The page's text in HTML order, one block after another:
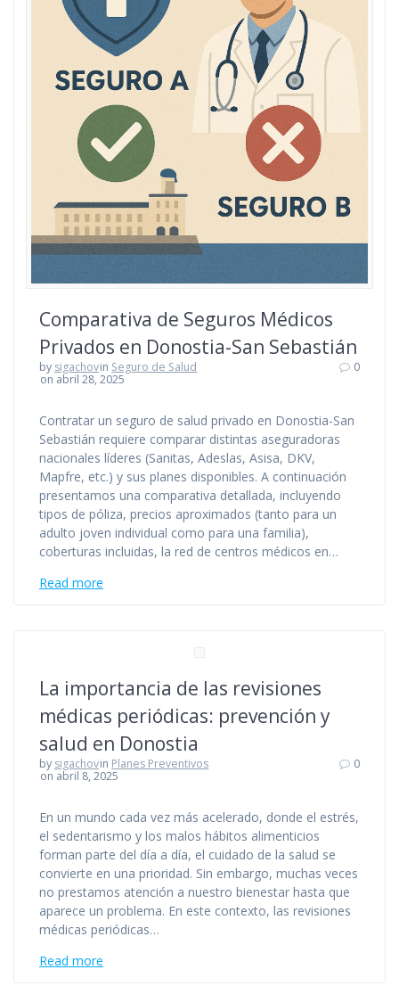
Comparativa de Seguros Médicos
Privados en Donostia-San Sebastián
by sigachovin Seguro de Salud
on abril 28, 2025
0
Contratar un seguro de salud privado en Donostia-San
Sebastián requiere comparar distintas aseguradoras
nacionales líderes (Sanitas, Adeslas, Asisa, DKV,
Mapfre, etc.) y sus planes disponibles. A continuación
presentamos una comparativa detallada, incluyendo
tipos de póliza, precios aproximados (tanto para un
adulto joven individual como para una familia),
coberturas incluidas, la red de centros médicos en…
Read more
La importancia de las revisiones
médicas periódicas: prevención y
salud en Donostia
by sigachovin Planes Preventivos
on abril 8, 2025
0
En un mundo cada vez más acelerado, donde el estrés,
el sedentarismo y los malos hábitos alimenticios
forman parte del día a día, el cuidado de la salud se
convierte en una prioridad. Sin embargo, muchas veces
no prestamos atención a nuestro bienestar hasta que
aparece un problema. En este contexto, las revisiones
médicas periódicas…
Read more